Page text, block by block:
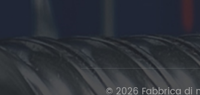
© 2026 Fabbrica di